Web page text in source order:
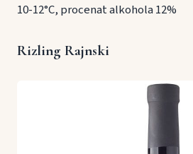
10-12°C, procenat alkohola 12%
Rizling Rajnski